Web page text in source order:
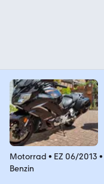
Motorrad • EZ 06/2013 •
Benzin